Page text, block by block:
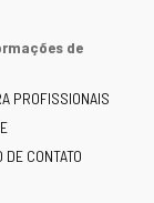
de
PROFISSIONAIS
CONTATO